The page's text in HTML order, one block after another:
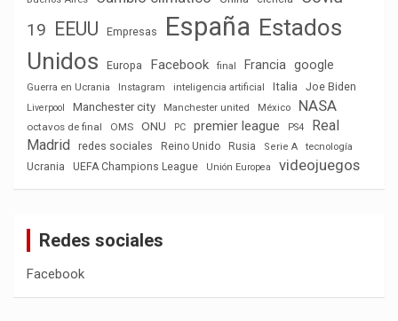
19 EEUU Empresas España Estados
Unidos
Europa Facebook final Francia google
Guerra en Ucrania Instagram inteligencia artificial Italia Joe Biden
Liverpool Manchester city Manchester united México NASA
octavos de final OMS ONU PC premier league PS4
Real
Madrid
redes sociales Reino Unido Rusia Serie A
tecnología
Ucrania
UEFA Champions League Unión Europea videojuegos
Redes sociales
Facebook